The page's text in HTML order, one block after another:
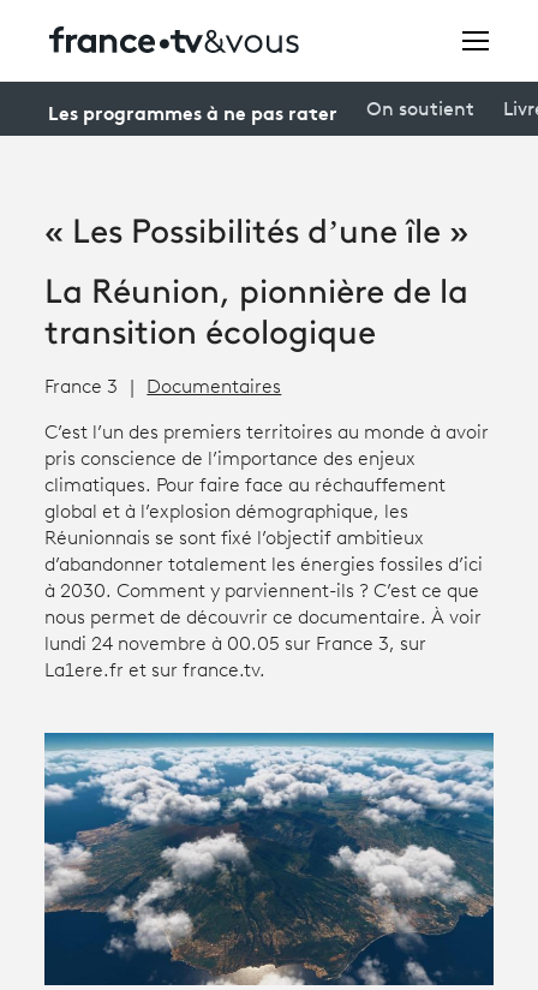
connexion
Avantages fidélité
Creators
À la une
Participer et assister à une émission
Productions et innovation
Programme tv
Les programmes à ne pas rater On soutient
« Les Possibilités d’une île »
La Réunion, pionnière de la
transition écologique
France 3 Documentaires
C’est l’un des premiers territoires au monde à avoir
pris conscience de l’importance des enjeux
climatiques. Pour faire face au réchauffement
global et à l’explosion démographique, les
Réunionnais se sont fixé l’objectif ambitieux
d’abandonner totalement les énergies fossiles d’ici
à 2030. Comment y parviennent-ils ? C’est ce que
nous permet de découvrir ce documentaire. À voir
lundi 24 novembre à 00.05 sur France 3, sur
La1ere.fr et sur france.tv.